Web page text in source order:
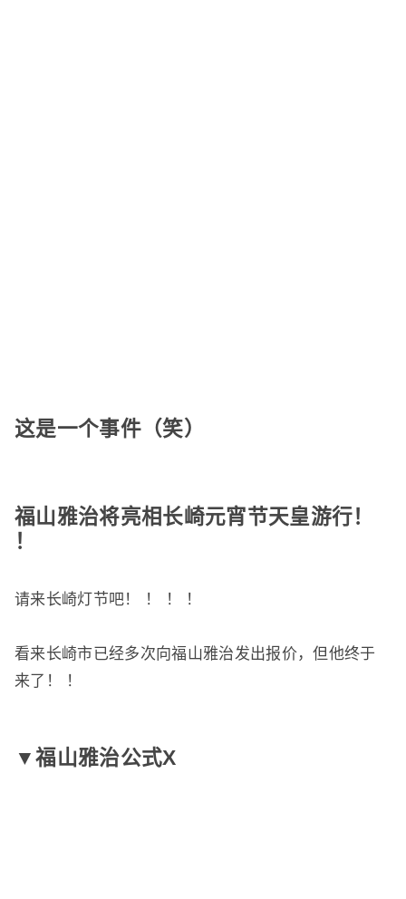
这是一个事件（笑）
福山雅治将亮相长崎元宵节天皇游行！
！
请来长崎灯节吧！ ！ ！ ！
看来长崎市已经多次向福山雅治发出报价，但他终于
来了！ ！
▼福山雅治公式X